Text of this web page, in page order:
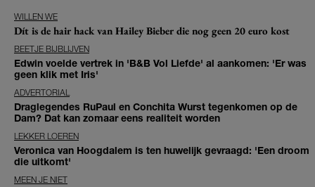
WILLEN WE
Dít is de hair hack van Hailey Bieber die nog geen 20 euro kost
BEETJE BIJBLIJVEN
Edwin voelde vertrek in 'B&B Vol Liefde' al aankomen: 'Er was
geen klik met Iris'
ADVERTORIAL
Draglegendes RuPaul en Conchita Wurst tegenkomen op de
Dam? Dat kan zomaar eens realiteit worden
LEKKER LOEREN
Veronica van Hoogdalem is ten huwelijk gevraagd: 'Een droom
die uitkomt'
MEEN JE NIET